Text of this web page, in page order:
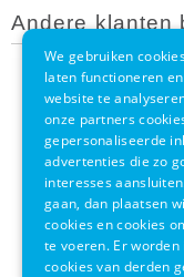
Andere klanten
We gebruiken
laten functioneren
website te
onze partners
gepersonaliseerde
advertenties die zo
interesses
gaan, dan plaatsen
cookies en cookies
te voeren. Er
cookies van derden